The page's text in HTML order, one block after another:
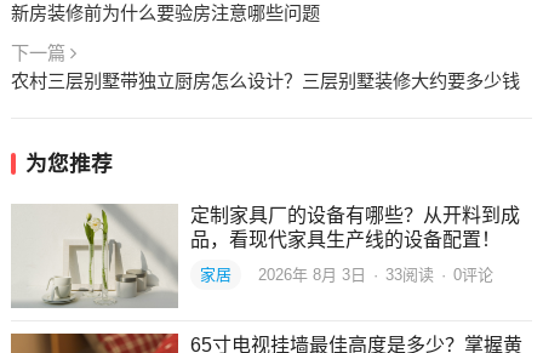
新房装修前为什么要验房注意哪些问题
下一篇
农村三层别墅带独立厨房怎么设计？三层别墅装修大约要多少钱
为您推荐
定制家具厂的设备有哪些？从开料到成
品，看现代家具生产线的设备配置！
家居 2026年 8月 3日 · 33阅读 · 0评论
65寸电视挂墙最佳高度是多少？掌握黄